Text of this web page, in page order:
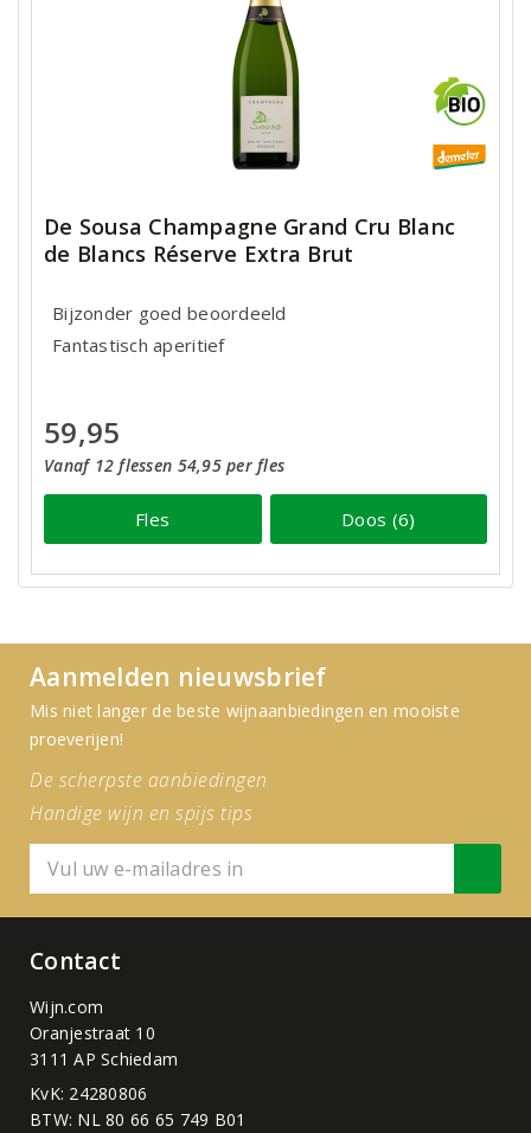
De Sousa Champagne Grand Cru Blanc
de Blancs Réserve Extra Brut
Bijzonder goed beoordeeld
Fantastisch aperitief
59,95
Vanaf 12 flessen 54,95 per fles
Fles Doos (6)
Aanmelden nieuwsbrief
Mis niet langer de beste wijnaanbiedingen en mooiste
proeverijen!
De scherpste aanbiedingen
Handige wijn en spijs tips
Contact
Wijn.com
Oranjestraat 10
3111 AP Schiedam
KvK: 24280806
BTW: NL 80 66 65 749 B01